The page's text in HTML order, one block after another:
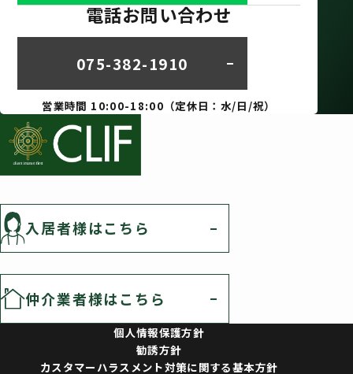
電話お問い合わせ
075-382-1910
営業時間 10:00-18:00（定休日：水/日/祝）
入居者様はこちら
仲介業者様はこちら
個人情報保護方針
勧誘方針
カスタマーハラスメント対策に関する基本方針